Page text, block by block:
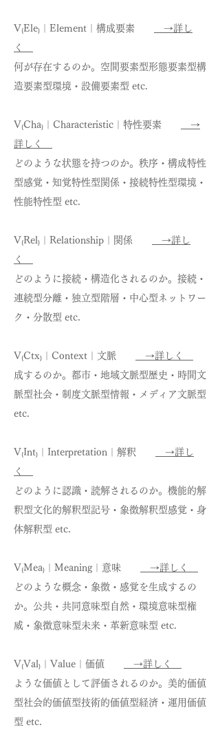
V₍Ele₎｜Element｜構成要素
→詳し
く
何が存在するのか。空間要素型形態要素型構
造要素型環境・設備要素型 etc.
V₍Cha₎｜Characteristic｜特性要素
→
詳しく
どのような状態を持つのか。秩序・構成特性
型感覚・知覚特性型関係・接続特性型環境・
性能特性型 etc.
V₍Rel₎｜Relationship｜関係
→詳し
く
どのように接続・構造化されるのか。接続・
連続型分離・独立型階層・中心型ネットワー
ク・分散型 etc.
V₍Ctx₎｜Context｜文脈
→詳しく
成するのか。都市・地域文脈型歴史・時間文
脈型社会・制度文脈型情報・メディア文脈型
etc.
V₍Int₎｜Interpretation｜解釈
→詳し
く
どのように認識・読解されるのか。機能的解
釈型文化的解釈型記号・象徴解釈型感覚・身
体解釈型 etc.
V₍Mea₎｜Meaning｜意味
→詳しく
どのような概念・象徴・感覚を生成するの
か。公共・共同意味型自然・環境意味型権
威・象徴意味型未来・革新意味型 etc.
V₍Val₎｜Value｜価値
→詳しく
ような価値として評価されるのか。美的価値
型社会的価値型技術的価値型経済・運用価値
型 etc.